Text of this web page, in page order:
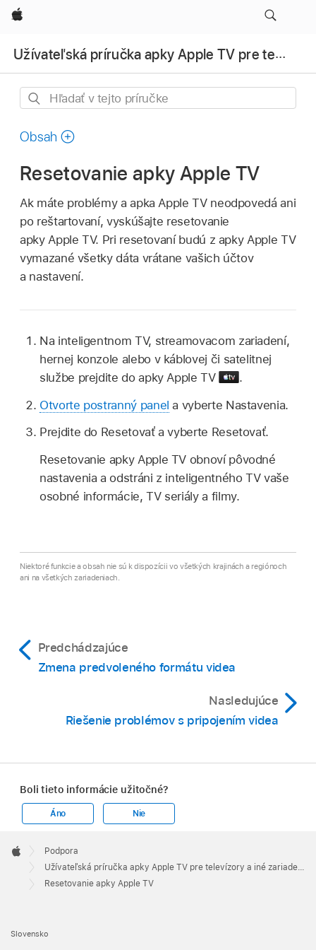
Apple
Užívateľská príručka apky Apple TV pre televízory a iné zariadenia
Hľadať
príručke
Obsah
Resetovanie apky Apple TV
Ak máte problémy aapka Apple TVneodpovedá ani
po reštartovaní, vyskúšajte resetovanie
apky Apple TV. Pri resetovaní budú z apky Apple TV
vymazané všetky dáta vrátane vašich účtov
a nastavení.
Na inteligentnom TV, streamovacom zariadení,
hernej konzole alebo v káblovej či satelitnej
službe prejdite doapky Apple TV
.
Otvorte postranný panel a vyberte Nastavenia.
Prejdite do Resetovať a vyberte Resetovať.
Resetovanie apky Apple TV obnoví pôvodné
nastavenia a odstráni z inteligentného TV vaše
osobné informácie, TV seriály a filmy.
Niektoré funkcie a obsah nie sú k dispozícii vo všetkých krajinách a regiónoch
ani na všetkých zariadeniach.
Predchádzajúce
Zmena predvoleného formátu videa
Nasledujúce
Riešenie problémov s pripojením videa
Boli tieto informácie užitočné?
Áno Nie
Footer

Apple
Podpora
Užívateľská príručka apky Apple TV pre televízory a iné zariadenia
Resetovanie apky Apple TV
Slovensko